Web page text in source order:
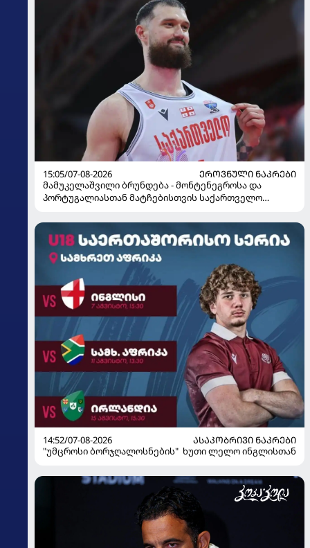
15:05/07-08-2026
ᲔᲠᲝᲕᲜᲣᲚᲘ ᲜᲐᲙᲠᲔᲑᲘ
მამუკელაშვილი ბრუნდება - მონტენეგროსა და
პორტუგალიასთან მატჩებისთვის საქართველო
14:52/07-08-2026
ᲐᲡᲐᲙᲝᲑᲠᲘᲕᲘ ᲜᲐᲙᲠᲔᲑᲘ
"უმცროსი ბორჯღალოსნების" ხუთი ლელო ინგლისთან